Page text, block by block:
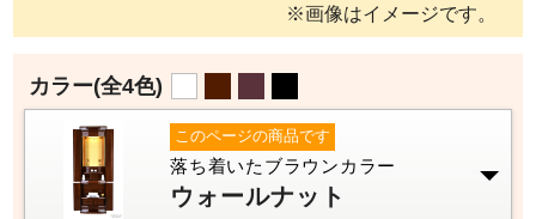
※画像はイメージです。
カラー(全4色)
このページの商品です
落ち着いたブラウンカラー
ウォールナット